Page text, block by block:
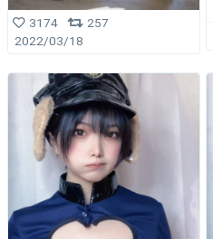
3174
257
2022/03/18